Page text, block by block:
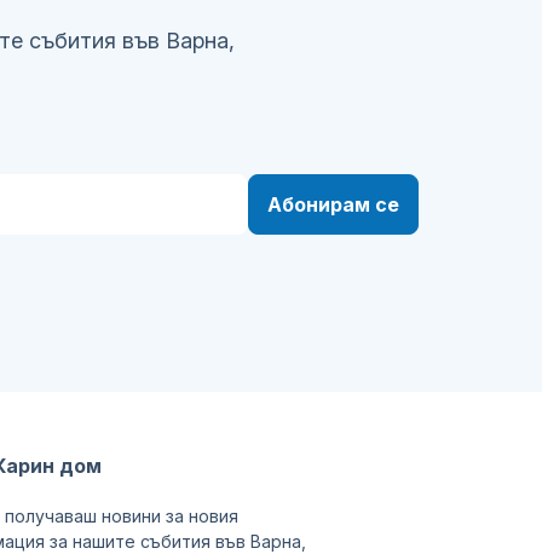
събития във Варна,
Абонирам се
дом
новини за новия
за нашите събития във Варна,